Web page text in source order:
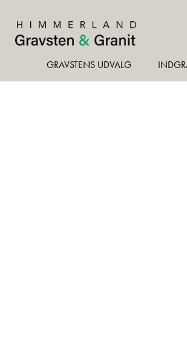
GRAVSTENS UDVALG